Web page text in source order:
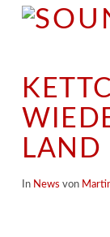
LAND
In News von